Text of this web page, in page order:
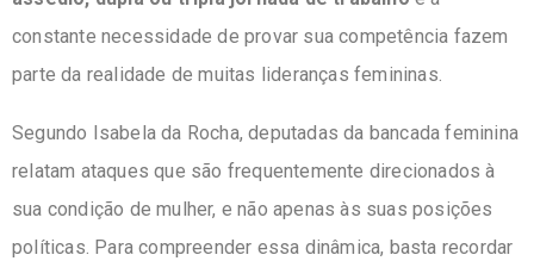
constante necessidade de provar sua competência fazem
parte da realidade de muitas lideranças femininas.
Segundo Isabela da Rocha, deputadas da bancada feminina
relatam ataques que são frequentemente direcionados à
sua condição de mulher, e não apenas às suas posições
políticas. Para compreender essa dinâmica, basta recordar